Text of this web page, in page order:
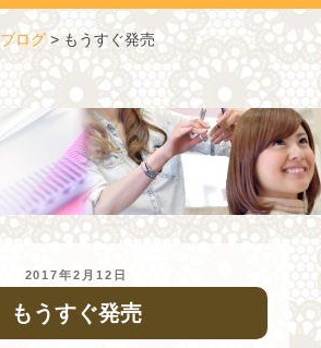
ブログ>もうすぐ発売
投
日:
2017年2月12日
もうすぐ発売